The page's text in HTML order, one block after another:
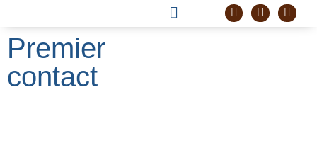
Premier
contact